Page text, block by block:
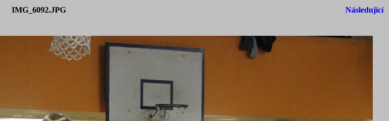
IMG_6092.JPG Následující